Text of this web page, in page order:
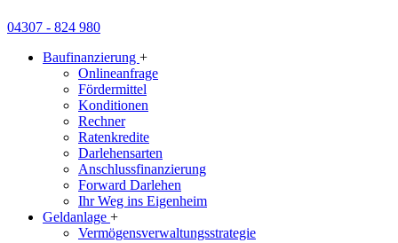
04307 - 824 980
Baufinanzierung +
Onlineanfrage
Fördermittel
Konditionen
Rechner
Ratenkredite
Darlehensarten
Anschlussfinanzierung
Forward Darlehen
Ihr Weg ins Eigenheim
Geldanlage +
Vermögensverwaltungsstrategie